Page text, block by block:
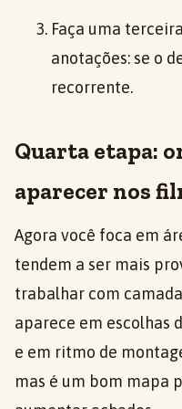
Faça uma
anotações: se o
recorrente.
Quarta etapa:
aparecer nos
Agora você foca em
tendem a ser mais
trabalhar com
aparece em escolhas
e em ritmo de
mas é um bom mapa